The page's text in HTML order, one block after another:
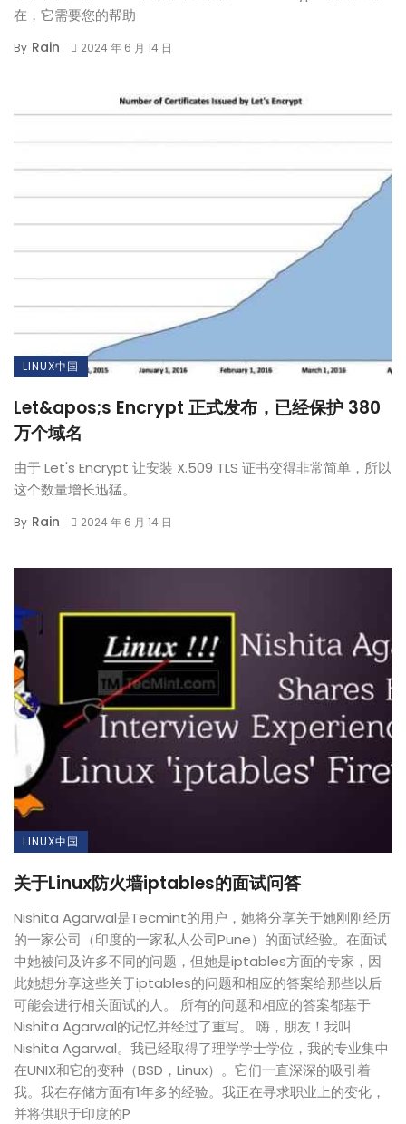
在，它需要您的帮助
By Rain 2024 年 6 月 14 日
LINUX中国
Let&apos;s Encrypt 正式发布，已经保护 380
万个域名
由于 Let's Encrypt 让安装 X.509 TLS 证书变得非常简单，所以
这个数量增长迅猛。
By Rain 2024 年 6 月 14 日
LINUX中国
关于Linux防火墙iptables的面试问答
Nishita Agarwal是Tecmint的用户，她将分享关于她刚刚经历
的一家公司（印度的一家私人公司Pune）的面试经验。在面试
中她被问及许多不同的问题，但她是iptables方面的专家，因
此她想分享这些关于iptables的问题和相应的答案给那些以后
可能会进行相关面试的人。 所有的问题和相应的答案都基于
Nishita Agarwal的记忆并经过了重写。 嗨，朋友！我叫
Nishita Agarwal。我已经取得了理学学士学位，我的专业集中
在UNIX和它的变种（BSD，Linux）。它们一直深深的吸引着
我。我在存储方面有1年多的经验。我正在寻求职业上的变化，
并将供职于印度的P